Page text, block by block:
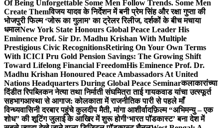
Of Being Unforgettable Some Men Follow Trends. Some Men
Create Themविजय यादव के निर्देशन में बनी प्रेम सिंह और रक्षा गुप्ता की
भोजपुरी फिल्म ‘जोरू का गुलाम’ का ट्रेलर रिलीज, दर्शकों के बीच मचाया
धमालNew York State Honours Global Peace Leader His
Eminence Prof. Sir Dr. Madhu Krishan With Multiple
Prestigious Civic RecognitionsRetiring On Your Own Terms
With ICICI Pru Gold Pension Savings: The Growing Shift
Toward Lifelong Financial FreedomHis Eminence Prof. Dr.
Madhu Krishan Honoured Peace Ambassadors At United
Nations Headquarters During Global Peace Seminarकलाकारांच्या
दिंडीत रिपब्लिकन नेत्या तथा निर्माती संघमित्रा ताई गायकवाड यांचा उत्स्फूर्त
सहभागआस्था से आगाज: कोलकाता में राजनीतिक पारी से पहले माँ
विन्ध्यवासिनी दरबार पहुंचे कुलदीप मैती, मांगा आशीर्वादफ़िल्म “अभिमन्यु – एक
शोध” की शूटिंग जुलाई के आखिर में शुरू होगी‘भारत पॉडकास्ट’ बना देश में